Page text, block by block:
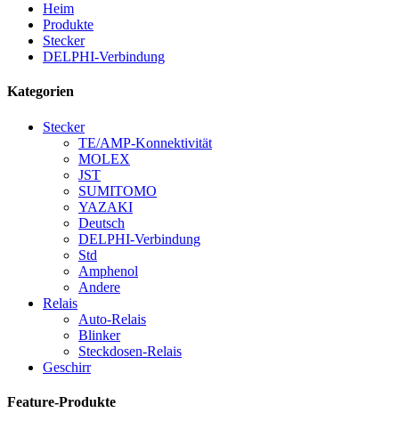
Heim
Produkte
Stecker
DELPHI-Verbindung
Kategorien
Stecker
TE/AMP-Konnektivität
MOLEX
JST
SUMITOMO
YAZAKI
Deutsch
DELPHI-Verbindung
Std
Amphenol
Andere
Relais
Auto-Relais
Blinker
Steckdosen-Relais
Geschirr
Feature-Produkte